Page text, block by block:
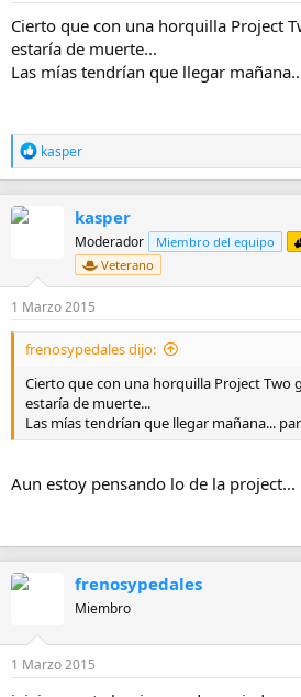
Cierto que con una horquilla Project
estaría de muerte...
Las mías tendrían que llegar
R
e
a
e
s
kasper
kasper
Moderador Miembro del equipo
Veterano
1 Marzo 2015
frenosypedales dijo:
Cierto que con una horquilla Project Two
estaría de muerte...
Las mías tendrían que llegar mañana...
Aun estoy pensando lo de la project...
frenosypedales
Miembro
1 Marzo 2015